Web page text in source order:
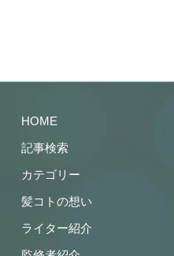
HOME
記事検索
カテゴリー
髪コトの想い
ライター紹介